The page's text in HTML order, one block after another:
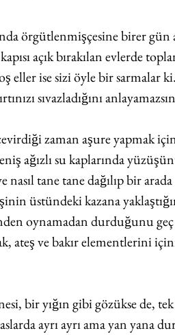
örgütlenmişçesine birer gün
açık bırakılan evlerde
eller ise sizi öyle bir sarmalar
sıvazladığını
zaman aşure yapmak
ağızlı su kaplarında
nasıl tane tane dağılıp bir
üstündeki kazana
oynamadan durduğunu geç
ateş ve bakır elementlerini
bir yığın gibi gözükse de,
ayrı ayrı ama yan yana